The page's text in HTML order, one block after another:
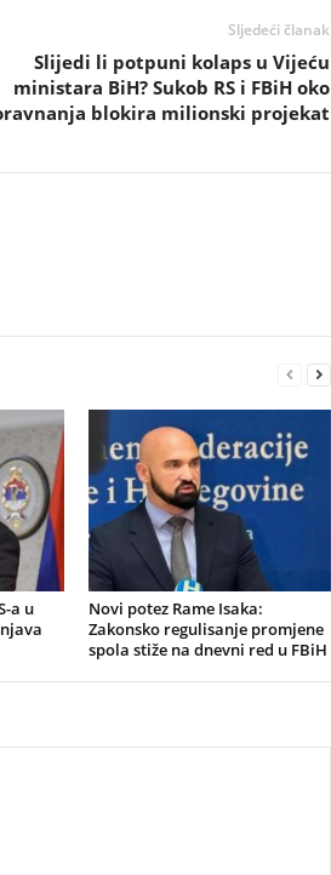
Sljedeći članak
​Slijedi li potpuni kolaps u Vijeću
ministara BiH? Sukob RS i FBiH oko
blokira milionski projekat
a u
Novi potez Rame Isaka:
Zakonsko regulisanje promjene
spola stiže na dnevni red u FBiH